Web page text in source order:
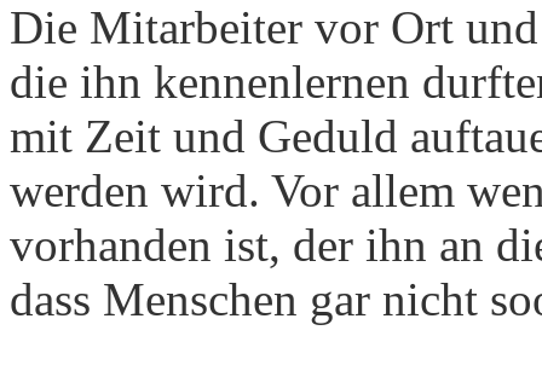
Die Mitarbeiter vor Ort
die ihn kennenlernen
mit Zeit und Geduld
werden wird. Vor allem
vorhanden ist, der ihn an
dass Menschen gar nicht